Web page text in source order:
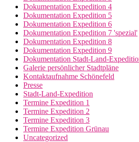
Dokumentation Expedition 4
Dokumentation Expedition 5
Dokumentation Expedition 6
Dokumentation Expedition 7 'spezial'
Dokumentation Expedition 8
Dokumentation Expedition 9
Dokumentation Stadt-Land-
Galerie persönlicher Stadtpläne
Kontaktaufnahme Schönefeld
Presse
Stadt-Land-Expedition
Termine Expedition 1
Termine Expedition 2
Termine Expedition 3
Termine Expedition Grünau
Uncategorized